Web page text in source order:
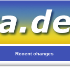
Recent changes